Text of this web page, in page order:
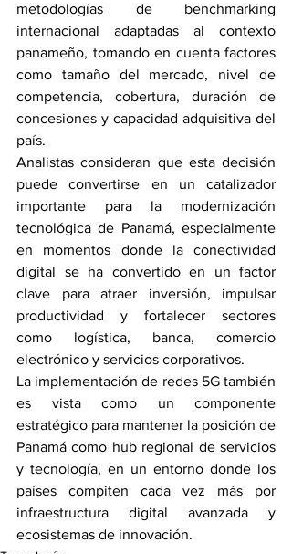
metodologías de benchmarking
internacional adaptadas al contexto
panameño, tomando en cuenta factores
como tamaño del mercado, nivel de
competencia, cobertura, duración de
concesiones y capacidad adquisitiva del
país.
Analistas consideran que esta decisión
puede convertirse en un catalizador
importante para la modernización
tecnológica de Panamá, especialmente
en momentos donde la conectividad
digital se ha convertido en un factor
clave para atraer inversión, impulsar
productividad y fortalecer sectores
como logística, banca, comercio
electrónico y servicios corporativos.
La implementación de redes 5G también
es vista como un componente
estratégico para mantener la posición de
Panamá como hub regional de servicios
y tecnología, en un entorno donde los
países compiten cada vez más por
infraestructura digital avanzada y
ecosistemas de innovación.